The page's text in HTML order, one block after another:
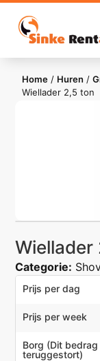
Home / Huren /
Wiellader 2,5 ton
Wiellader
Categorie:
Prijs per dag
Prijs per week
Borg (Dit
teruggestort)